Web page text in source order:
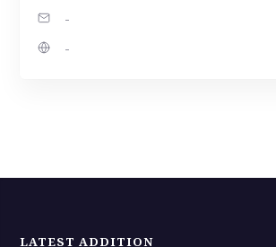
-
-
LATEST ADDITION